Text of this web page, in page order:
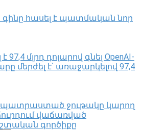
գինը հասել է պատմական նոր
մլրդ դոլարով գնել OpenAI-
մերժել է՝ առաջարկելով 97,4
պատրաստած ջութակը կարող
վաճառված
​​գործիքը